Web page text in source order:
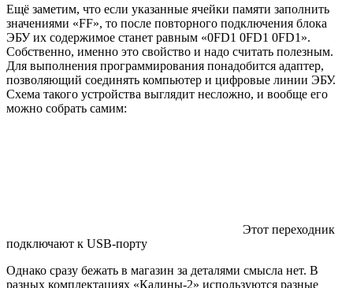
Ещё заметим, что если указанные ячейки памяти заполнить
значениями «FF», то после повторного подключения блока
ЭБУ их содержимое станет равным «0FD1 0FD1 0FD1».
Собственно, именно это свойство и надо считать полезным.
Для выполнения программирования понадобится адаптер,
позволяющий соединять компьютер и цифровые линии ЭБУ.
Схема такого устройства выглядит несложно, и вообще его
можно собрать самим:
Этот переходник
подключают к USB-порту
Однако сразу бежать в магазин за деталями смысла нет. В
разных комплектациях «Калины-2» используются разные